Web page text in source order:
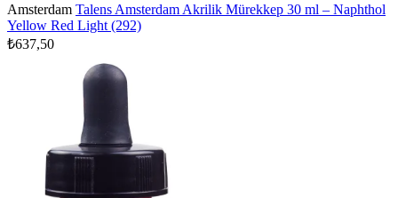
Amsterdam Talens Amsterdam Akrilik Mürekkep 30 ml – Naphthol
Yellow Red Light (292)
₺637,50